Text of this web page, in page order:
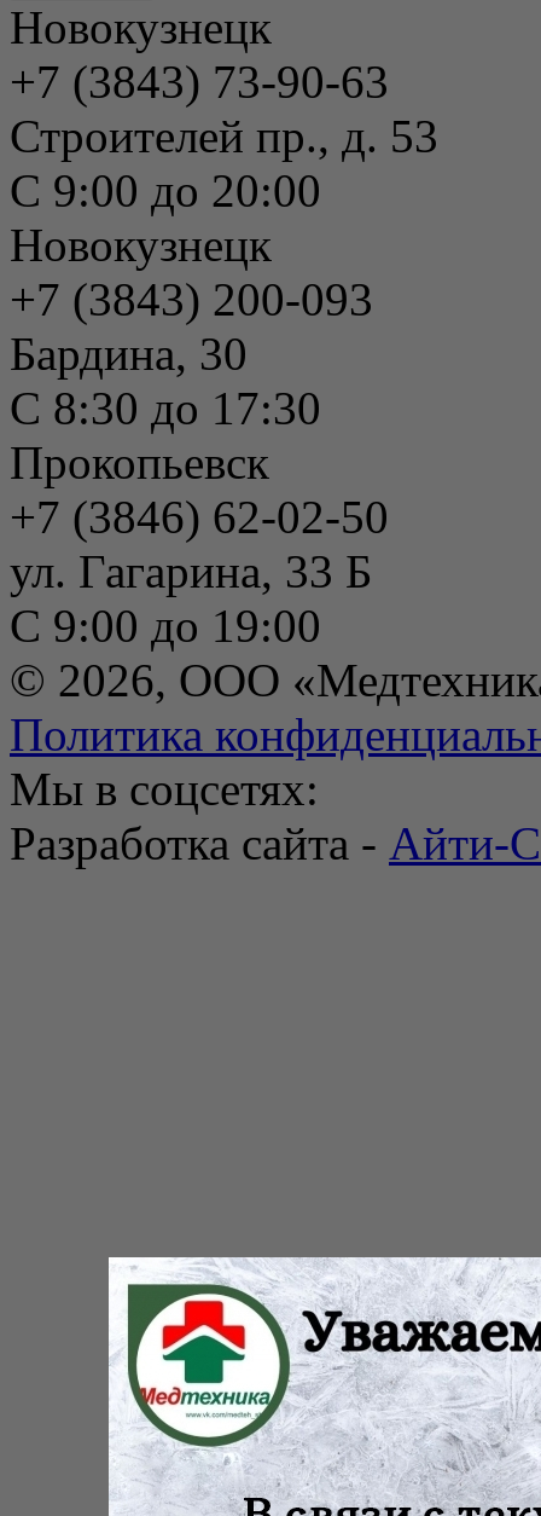
Новокузнецк
+7 (3843) 73-90-63
Строителей пр., д. 53
С 9:00 до 20:00
Новокузнецк
+7 (3843) 200-093
Бардина, 30
С 8:30 до 17:30
Прокопьевск
+7 (3846) 62-02-50
ул. Гагарина, 33 Б
С 9:00 до 19:00
© 2026, ООО
Политика
Мы в соцсетях:
Разработка сайта - Айти-